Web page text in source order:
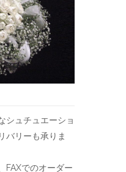
シュチュエーショ
バリーも承りま
FAXでのオーダー